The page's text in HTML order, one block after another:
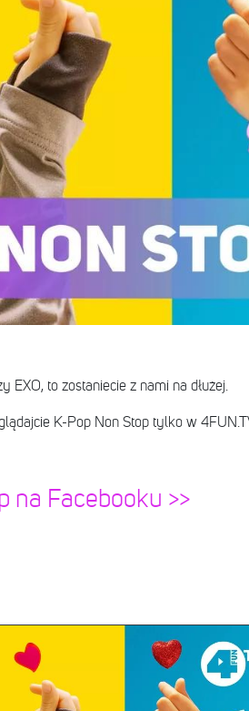
EXO, to zostaniecie z nami na dłużej.
K-Pop Non Stop tylko w
na Facebooku >>